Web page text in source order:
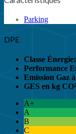
Parking
DPE
Classe Énergie:
Performance
Emission Gaz
GES en kg
A+
A
B
C